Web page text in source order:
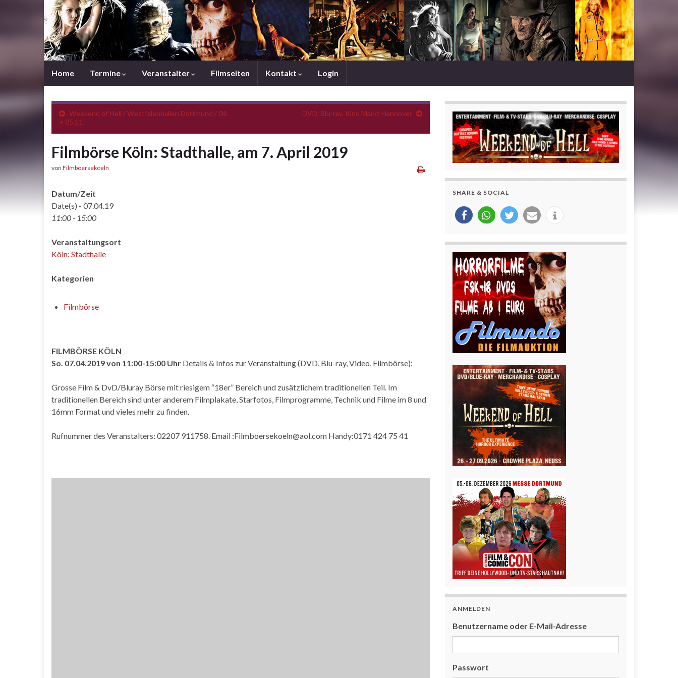
Home Termine Veranstalter Filmseiten Kontakt Login
Weekend of Hell / Westfalenhallen Dortmund / 04.
+ 05.11.
DVD, Blu-ray, Kino Markt Hannover
Filmbörse Köln: Stadthalle, am 7. April 2019
von Filmboersekoeln
Datum/Zeit
Date(s) - 07.04.19
11:00 - 15:00
Veranstaltungsort
Köln: Stadthalle
Kategorien
Filmbörse
FILMBÖRSE KÖLN
So. 07.04.2019 von 11:00-15:00 Uhr Details & Infos zur Veranstaltung (DVD, Blu-ray, Video, Filmbörse):
Grosse Film & DvD/Bluray Börse mit riesigem “18er” Bereich und zusätzlichem traditionellen Teil. Im
traditionellen Bereich sind unter anderem Filmplakate, Starfotos, Filmprogramme, Technik und Filme im 8 und
16mm Format und vieles mehr zu finden.
Rufnummer des Veranstalters: 02207 911758. Email :Filmboersekoeln@aol.com Handy:0171 424 75 41
SHARE & SOCIAL
ANMELDEN
Benutzername oder E-Mail-Adresse
Passwort